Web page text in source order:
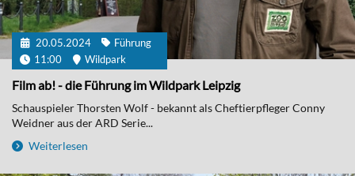
20.05.2024
Führung
11:00
Wildpark
Film ab! - die Führung im Wildpark Leipzig
Schauspieler Thorsten Wolf - bekannt als Cheftierpfleger Conny
Weidner aus der ARD Serie...
Weiterlesen